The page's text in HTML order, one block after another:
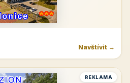
Navštívit →
REKLAMA